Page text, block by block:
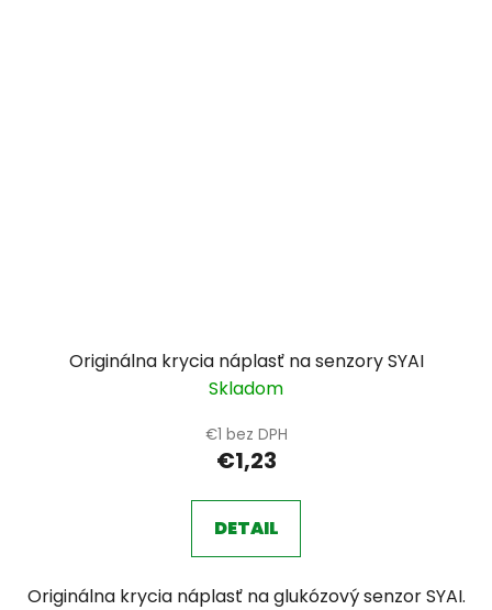
Originálna krycia náplasť na senzory SYAI
Skladom
€1 bez DPH
€1,23
DETAIL
Originálna krycia náplasť na glukózový senzor SYAI.